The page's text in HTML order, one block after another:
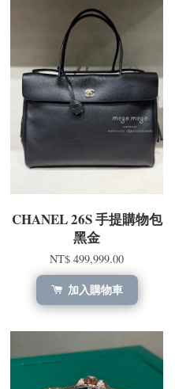
CHANEL 26S 手提購物包
黑金
NT$ 499,999.00
加入購物車